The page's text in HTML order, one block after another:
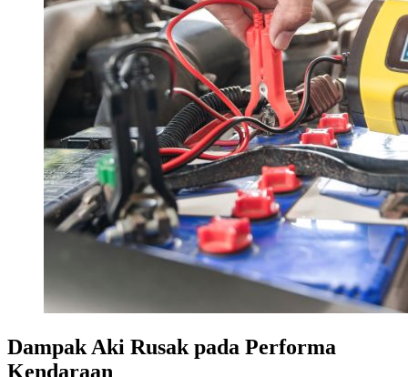
Dampak Aki Rusak pada Performa
Kendaraan